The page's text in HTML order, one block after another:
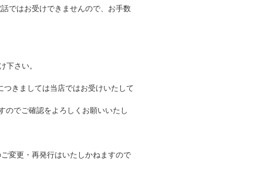
ではお受けできませんので、お手数
下さい。
きましては当店ではお受けいたして
のでご確認をよろしくお願いいたし
変更・再発行はいたしかねますので